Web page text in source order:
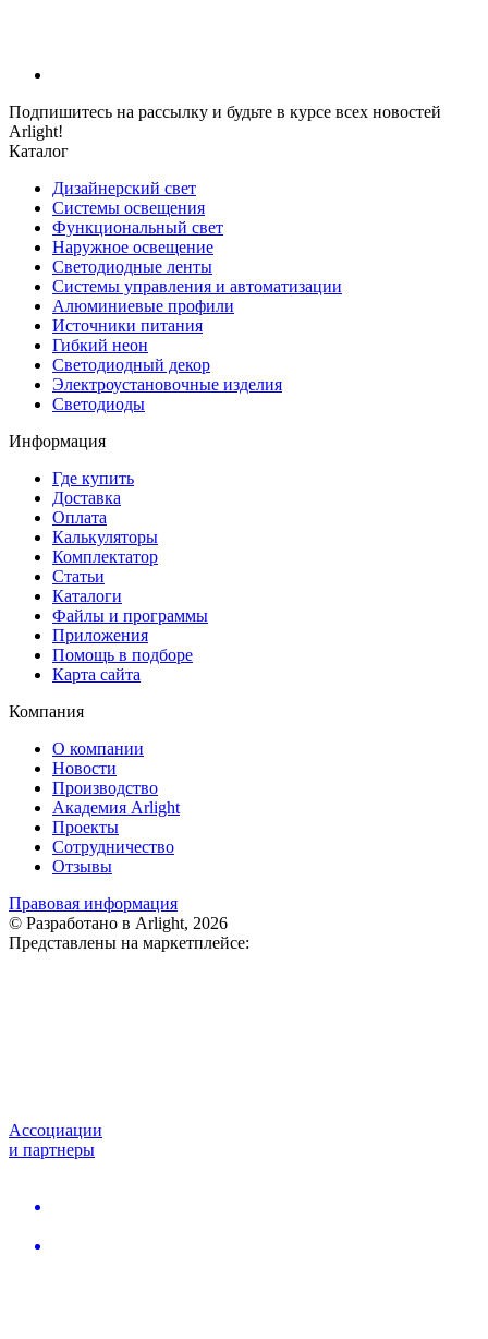
Подпишитесь на рассылку и будьте в курсе всех новостей
Arlight!
Каталог
Дизайнерский свет
Системы освещения
Функциональный свет
Наружное освещение
Светодиодные ленты
Системы управления и автоматизации
Алюминиевые профили
Источники питания
Гибкий неон
Светодиодный декор
Электроустановочные изделия
Светодиоды
Информация
Где купить
Доставка
Оплата
Калькуляторы
Комплектатор
Статьи
Каталоги
Файлы и программы
Приложения
Помощь в подборе
Карта сайта
Компания
О компании
Новости
Производство
Академия Arlight
Проекты
Сотрудничество
Отзывы
Правовая информация
© Разработано в Arlight, 2026
Представлены на маркетплейсе:
Ассоциации
и партнеры